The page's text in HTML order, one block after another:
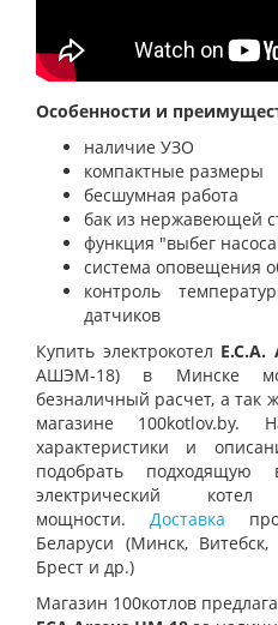
Особенности и
наличие УЗО
компактные размеры
бесшумная работа
бак из нержавеющей
функция "выбег
система оповещения
контроль
датчиков
Купить электрокотел E.C.A.
АШЭМ-18) в Минске
безналичный расчет, а так
магазине 100kotlov.by.
характеристики и
подобрать
электрический
мощности. Доставка
Беларуси (Минск,
Брест и др.)
Магазин 100котлов